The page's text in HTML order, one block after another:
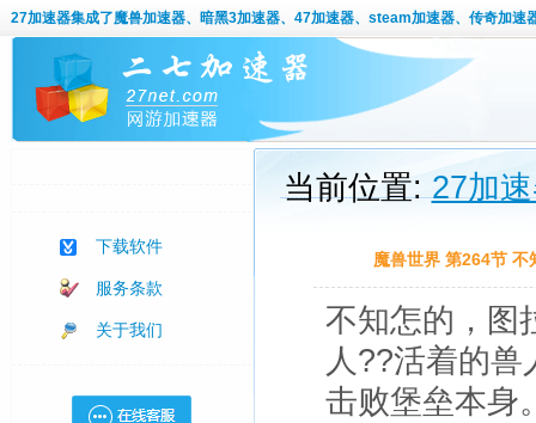
27加速器集成了魔兽加速器、暗黑3加速器、47加速器、steam加速器、传奇加速
下载软件
服务条款
关于我们
当前位置:27加
魔兽世界 第264节 不
不知怎的，图
人??活着的
击败堡垒本身